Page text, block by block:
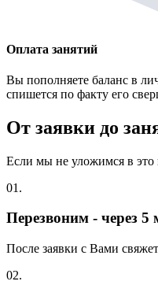
Оплата занятий
Вы пополняете баланс в
спишется по факту его
От заявки до
Если мы не уложимся в это
01.
Перезвоним - через 5
После заявки с Вами
02.